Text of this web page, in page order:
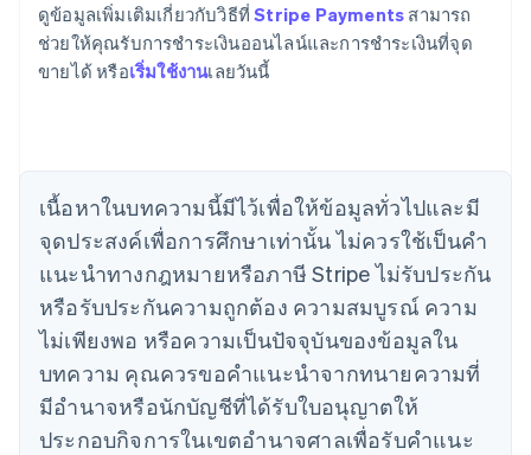
ดูข้อมูลเพิ่มเติมเกี่ยวกับวิธีที่Stripe Payments สามารถ
ช่วยให้คุณรับการชำระเงินออนไลน์และการชำระเงินที่จุด
ขายได้ หรือเริ่มใช้งานเลยวันนี้
เนื้อหาในบทความนี้มีไว้เพื่อให้ข้อมูลทั่วไปและมี
จุดประสงค์เพื่อการศึกษาเท่านั้น ไม่ควรใช้เป็นคํา
แนะนําทางกฎหมายหรือภาษี Stripe ไม่รับประกัน
หรือรับประกันความถูกต้อง ความสมบูรณ์ ความ
ไม่เพียงพอ หรือความเป็นปัจจุบันของข้อมูลใน
บทความ คุณควรขอคําแนะนําจากทนายความที่
มีอํานาจหรือนักบัญชีที่ได้รับใบอนุญาตให้
ประกอบกิจการในเขตอํานาจศาลเพื่อรับคําแนะ
English
เขตบริหารพิเศษฮ่องกง ประเทศจีน
English简体中文
简体中文English
ไซปรัส
English
ญี่ปุ่น
日本語 English
เดนมาร์ก
English
ไทย
English
นอร์เวย์
English